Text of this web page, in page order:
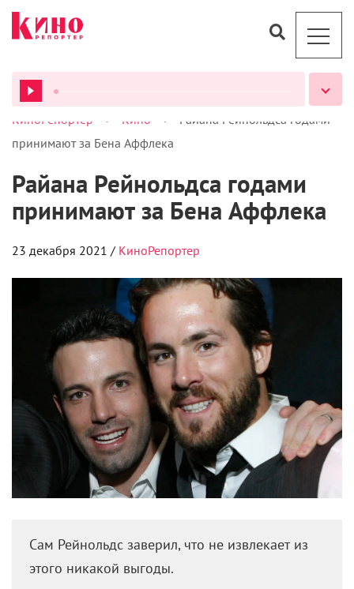
ВСЕ ПОДКАСТЫ
КиноРепортер > Кино >
Райана Рейнольдса годами
принимают за Бена Аффлека
Райана Рейнольдса годами
принимают за Бена Аффлека
23 декабря 2021 / КиноРепортер
Сам Рейнольдс заверил, что не извлекает из
этого никакой выгоды.